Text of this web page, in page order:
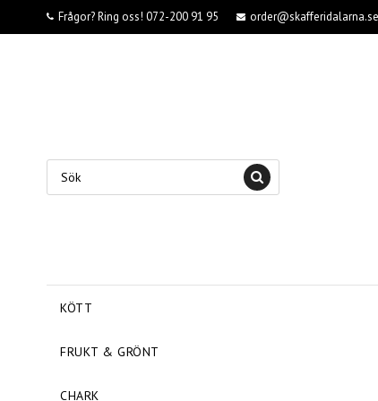
Frågor? Ring oss! 072-200 91 95 order@skafferidalarna.se
KÖTT
FRUKT & GRÖNT
CHARK